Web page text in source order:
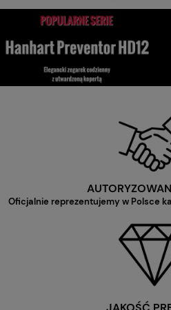
Oficjalnie reprezentujemy w Polsce